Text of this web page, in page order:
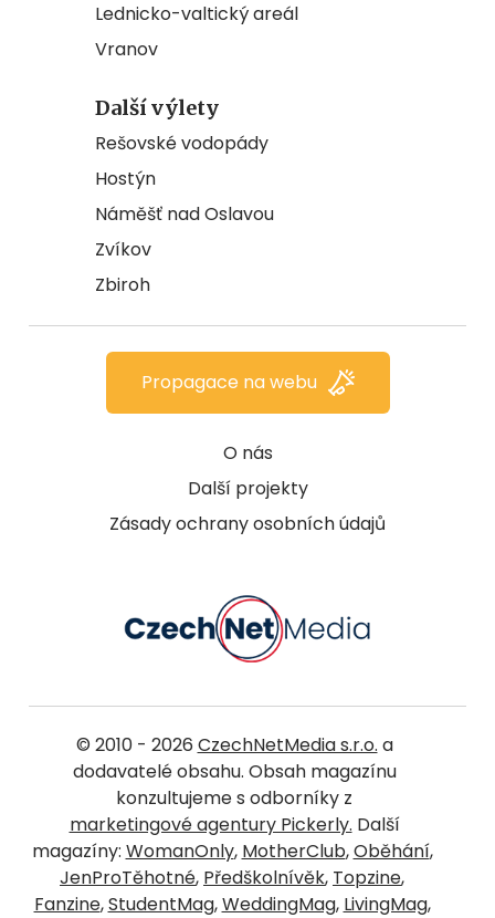
Lednicko-valtický areál
Vranov
Další výlety
Rešovské vodopády
Hostýn
Náměšť nad Oslavou
Zvíkov
Zbiroh
O nás
Další projekty
Zásady ochrany osobních údajů
Propagace na webu
© 2010 - 2026 CzechNetMedia s.r.o. a
dodavatelé obsahu. Obsah magazínu
konzultujeme s odborníky z
marketingové agentury Pickerly. Další
magazíny: WomanOnly, MotherClub,Oběhání,
JenProTěhotné, Předškolnívěk, Topzine,
Fanzine,StudentMag,WeddingMag, LivingMag,